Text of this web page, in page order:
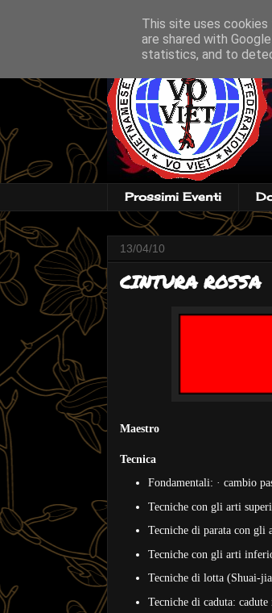
Prossimi Eventi
13/04/10
CINTURA ROSSA
Maestro
Tecnica
Fondamentali: · cambio
Tecniche con gli arti
Tecniche di parata con gli
Tecniche con gli arti
Tecniche di lotta (Shuai-
Tecniche di caduta: cadute
This site uses
are shared with
statistics, and to